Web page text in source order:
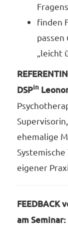
finden
„leicht
DSPin
ehemalige
eigener
FEEDBACK
am Seminar: